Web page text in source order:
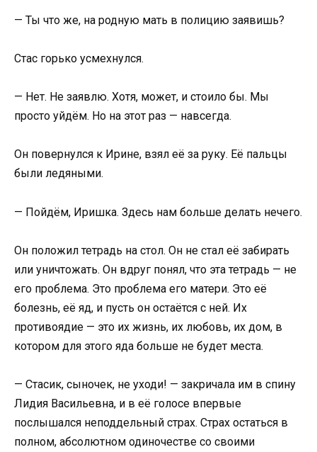
— Ты что же, на родную мать в полицию заявишь?
Стас горько усмехнулся.
— Нет. Не заявлю. Хотя, может, и стоило бы. Мы
просто уйдём. Но на этот раз — навсегда.
Он повернулся к Ирине, взял её за руку. Её пальцы
были ледяными.
— Пойдём, Иришка. Здесь нам больше делать нечего.
Он положил тетрадь на стол. Он не стал её забирать
или уничтожать. Он вдруг понял, что эта тетрадь — не
его проблема. Это проблема его матери. Это её
болезнь, её яд, и пусть он остаётся с ней. Их
противоядие — это их жизнь, их любовь, их дом, в
котором для этого яда больше не будет места.
— Стасик, сыночек, не уходи! — закричала им в спину
Лидия Васильевна, и в её голосе впервые
послышался неподдельный страх. Страх остаться в
полном, абсолютном одиночестве со своими